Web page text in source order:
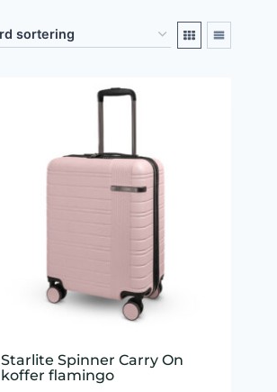
Starlite Spinner Carry On
koffer flamingo